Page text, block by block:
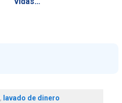
, lavado de dinero